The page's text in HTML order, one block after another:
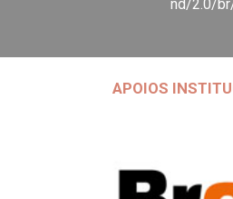
nd/2.0/
APOIOS